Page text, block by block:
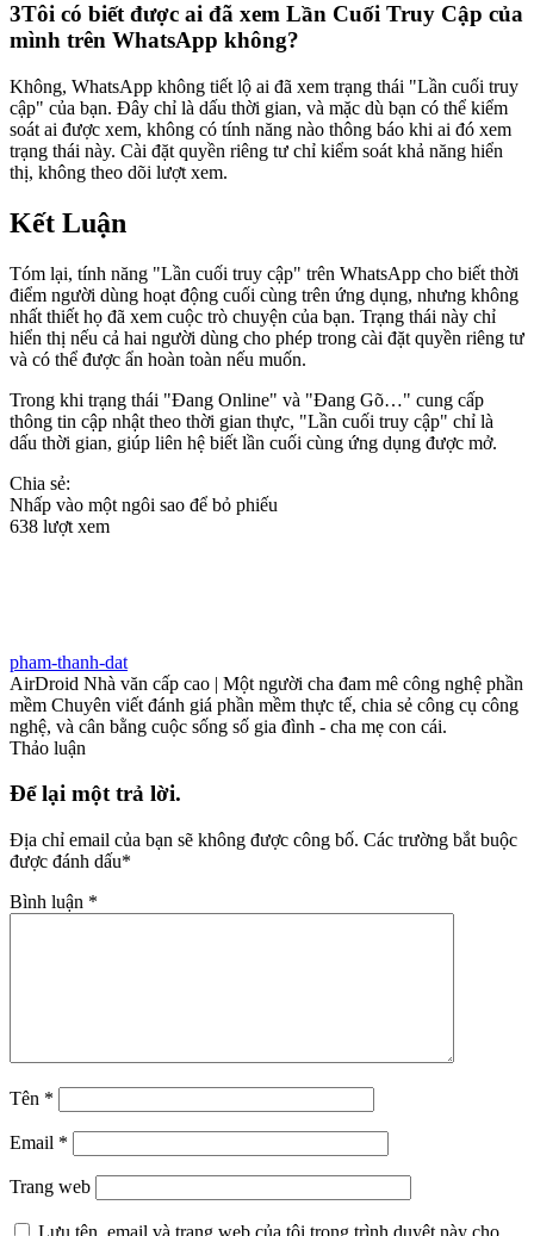
3Tôi có biết được ai đã xem Lần Cuối Truy Cập của
mình trên WhatsApp không?
Không, WhatsApp không tiết lộ ai đã xem trạng thái "Lần cuối truy
cập" của bạn. Đây chỉ là dấu thời gian, và mặc dù bạn có thể kiểm
soát ai được xem, không có tính năng nào thông báo khi ai đó xem
trạng thái này. Cài đặt quyền riêng tư chỉ kiểm soát khả năng hiển
thị, không theo dõi lượt xem.
Kết Luận
Tóm lại, tính năng "Lần cuối truy cập" trên WhatsApp cho biết thời
điểm người dùng hoạt động cuối cùng trên ứng dụng, nhưng không
nhất thiết họ đã xem cuộc trò chuyện của bạn. Trạng thái này chỉ
hiển thị nếu cả hai người dùng cho phép trong cài đặt quyền riêng tư
và có thể được ẩn hoàn toàn nếu muốn.
Trong khi trạng thái "Đang Online" và "Đang Gõ…" cung cấp
thông tin cập nhật theo thời gian thực, "Lần cuối truy cập" chỉ là
dấu thời gian, giúp liên hệ biết lần cuối cùng ứng dụng được mở.
Chia sẻ:
Nhấp vào một ngôi sao để bỏ phiếu
638 lượt xem
pham-thanh-dat
AirDroid Nhà văn cấp cao | Một người cha đam mê công nghệ phần
mềm Chuyên viết đánh giá phần mềm thực tế, chia sẻ công cụ công
nghệ, và cân bằng cuộc sống số gia đình - cha mẹ con cái.
Thảo luận
Để lại một trả lời.
Địa chỉ email của bạn sẽ không được công bố. Các trường bắt buộc
được đánh dấu*
Bình luận *
Tên *
Email *
Trang web
Lưu tên, email và trang web của tôi trong trình duyệt này cho